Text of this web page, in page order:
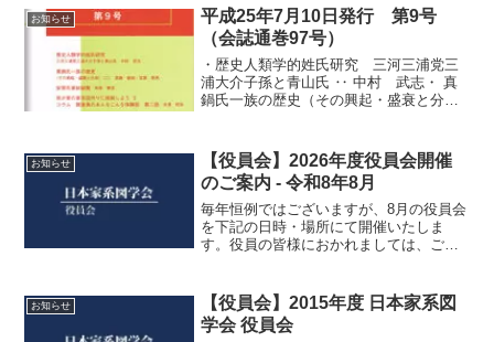
４）会誌の発行（第4 号通巻92 号の今後
の手...
お知らせ
平成25年7月10日発行 第9号
（会誌通巻97号）
・歴史人類学的姓氏研究 三河三浦党三
浦大介子孫と青山氏 ‥ 中村 武志・ 真
鍋氏一族の歴史（その興起・盛衰と分
家系図作りに挑戦しようⅡ コラム 調査
員のあんな...
お知らせ
【役員会】2026年度役員会開催
のご案内 ‐ 令和8年8月
毎年恒例ではございますが、8月の役員会
を下記の日時・場所にて開催いたしま
す。役員の皆様におかれましては、ご多
げます。なお、遠隔地にお住まいなどの
ご事情によりご出席が難し...
お知らせ
【役員会】2015年度 日本家系図
学会 役員会